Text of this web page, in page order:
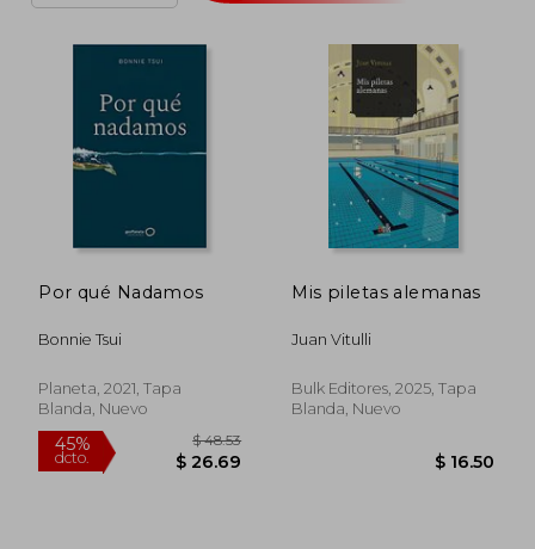
Por qué Nadamos
Bonnie Tsui
Planeta, 2021, Tapa
Blanda, Nuevo
Mis piletas alemanas
Juan Vitulli
Bulk Editores, 2025, Tapa
Blanda, Nuevo